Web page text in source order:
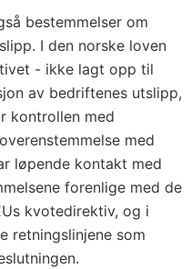
bestemmelser om
I den norske loven
- ikke lagt opp til
av bedriftenes utslipp,
kontrollen med
med
løpende kontakt med
forenlige med de
kvotedirektiv, og i
retningslinjene som